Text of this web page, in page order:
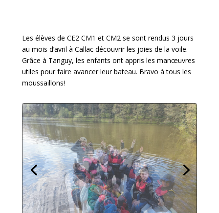
Les élèves de CE2 CM1 et CM2 se sont rendus 3 jours
au mois d’avril à Callac découvrir les joies de la voile.
Grâce à Tanguy, les enfants ont appris les manœuvres
utiles pour faire avancer leur bateau. Bravo à tous les
moussaillons!